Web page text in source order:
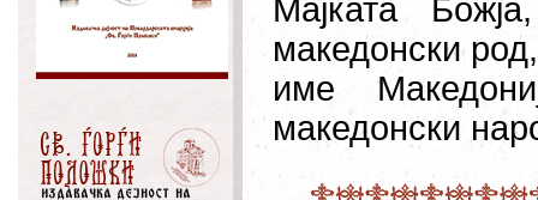
Мајката
македонски
име
македонски